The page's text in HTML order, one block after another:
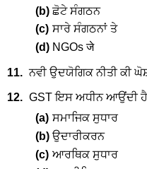
(b)ਛੋਟੇ ਸੰਗਠਨ
(c) ਸਾਰੇ ਸੰਗਠਨਾਂ ਤੇ
(d)NGOs जे
11. ਨਵੀ ਉਦਯੋਗਿਕ ਨੀਤੀ ਕੀ
12. GST ਇਸ ਅਧੀਨ ਆਉਂਦੀ
(a) ਸਮਾਜਿਕ ਸੁਧਾਰ
(b)ਉਦਾਰੀਕਰਨ
(c) ਆਰਥਿਕ ਸੁਧਾਰ